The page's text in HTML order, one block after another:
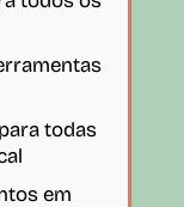
todas
em